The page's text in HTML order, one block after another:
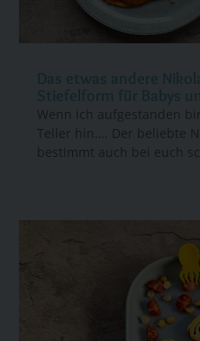
Das etwas andere
Stiefelform für Babys
Wenn ich aufgestanden
Teller hin…. Der beliebte
bestimmt auch bei euch